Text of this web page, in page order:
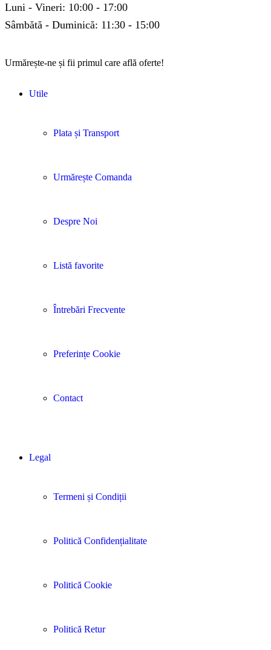
Luni - Vineri: 10:00 - 17:00
Sâmbătă - Duminică: 11:30 - 15:00
Urmărește-ne și fii primul care află oferte!
Utile
Plata și Transport
Urmărește Comanda
Despre Noi
Listă favorite
Întrebări Frecvente
Preferințe Cookie
Contact
Legal
Termeni și Condiții
Politică Confidențialitate
Politică Cookie
Politică Retur